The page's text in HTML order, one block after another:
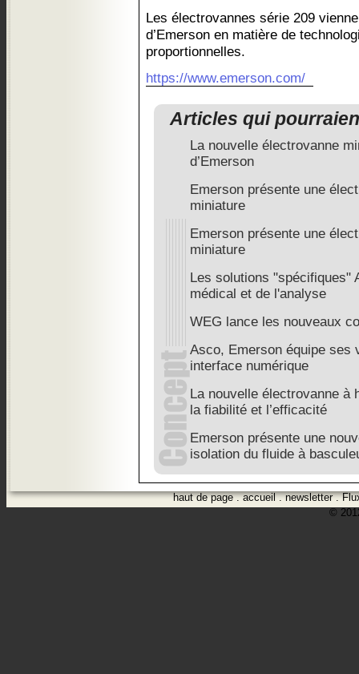
Les électrovannes série 209
d’Emerson en matière de
proportionnelles.
https://www.emerson.com/
Articles qui
La nouvelle électrovanne
d’Emerson
Emerson présente une
miniature
Emerson présente une
miniature
Les solutions "spécifiques"
médical et de l'analyse
WEG lance les nouveaux
Asco, Emerson équipe ses
interface numérique
La nouvelle électrovanne à
la fiabilité et l’efficacité
Emerson présente une
isolation du fluide à
haut de page.accueil.newsletter.
©